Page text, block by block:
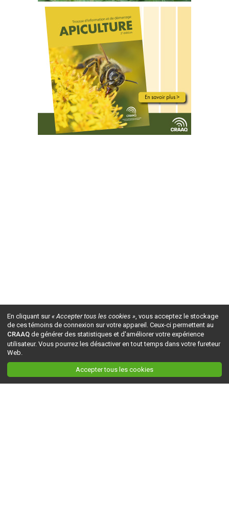
En cliquant sur« Accepter tous les cookies », vous acceptez le stockage
de ces témoins de connexion sur votre appareil. Ceux-ci permettent au
CRAAQ de générer des statistiques et d'améliorer votre expérience
utilisateur. Vous pourrez les désactiver en tout temps dans votre fureteur
Web.
Accepter tous les cookies